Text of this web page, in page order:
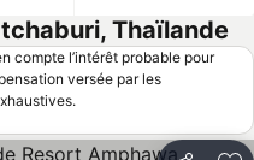
Thaïlande
compte l’intérêt probable pour
versée par les